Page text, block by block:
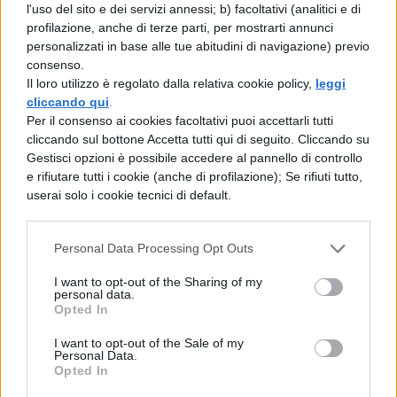
l'uso del sito e dei servizi annessi; b) facoltativi (analitici e di
profilazione, anche di terze parti, per mostrarti annunci
personalizzati in base alle tue abitudini di navigazione) previo
consenso.
Il loro utilizzo è regolato dalla relativa cookie policy, leggi
cliccando qui
Per il consenso ai cookies facoltativi puoi accettarli tutti
cliccando sul bottone Accetta tutti qui di seguito. Cliccando su
Gestisci opzioni è possibile accedere al pannello di controllo
e rifiutare tutti i cookie (anche di profilazione); Se rifiuti tutto,
userai solo i cookie tecnici di default.
Personal Data Processing Opt Outs
I want to opt-out of the Sharing of my
personal data.
Opted In
I want to opt-out of the Sale of my
Personal Data.
Opted In
reclutamento e formazione ancora
inadeguato.Nonostante i 246 mila
insegnanti di sostegno attivi nelle scuole
italiane, oltre un quarto (27%) non possiede
una formazione specifica per questo ruolo.
La situazione si aggrava al Nord, dove la
percentuale di docenti non specializzati
sale al 38%, mentre è più contenuta nel
Mezzogiorno (13%). Particolarmente critica
è la condizione nelle scuole dell’infanzia e
primarie, dove i docenti non specializzati
raggiungono il 31%. Il Ministero
dell’Istruzione ha recentemente